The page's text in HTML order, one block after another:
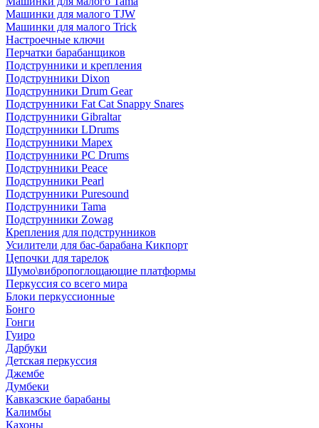
Машинки для малого TJW
Машинки для малого Trick
Настроечные ключи
Перчатки барабанщиков
Подструнники и крепления
Подструнники Dixon
Подструнники Drum Gear
Подструнники Fat Cat Snappy Snares
Подструнники Gibraltar
Подструнники LDrums
Подструнники Mapex
Подструнники PC Drums
Подструнники Peace
Подструнники Pearl
Подструнники Puresound
Подструнники Tama
Подструнники Zowag
Крепления для подструнников
Усилители для бас-барабана Кикпорт
Цепочки для тарелок
Шумо\вибропоглощающие платформы
Перкуссия со всего мира
Блоки перкуссионные
Бонго
Гонги
Гуиро
Дарбуки
Детская перкуссия
Джембе
Думбеки
Кавказские барабаны
Калимбы
Кахоны